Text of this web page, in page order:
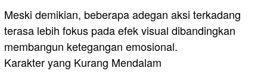
Meski demikian, beberapa adegan aksi terkadang
terasa lebih fokus pada efek visual dibandingkan
membangun ketegangan emosional.
Karakter yang Kurang Mendalam